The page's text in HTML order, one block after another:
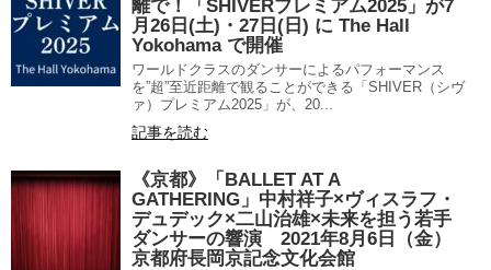
離で！「SHIVERプレミアム2025」が7
月26日(土)・27日(日) に The Hall
Yokohama で開催
ワールドクラスのダンサーによるパフォーマンス
を”超”至近距離で観ることができる「SHIVER（シヴ
ァ）プレミアム2025」が、20...
記事を読む
《京都》「BALLET AT A
GATHERING」中村祥子×ヴィスラフ・
デュデック×二山治雄×未来を担う若手
ダンサーの響演 2021年8月6日（金）
京都府長岡京記念文化会館